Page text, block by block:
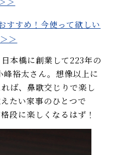
すすめ！今使って欲しい
＞
本橋に創業して223年の
裕太さん。想像以上に
ば、鼻歌交じりで楽し
たい家事のひとつで
段に楽しくなるはず！